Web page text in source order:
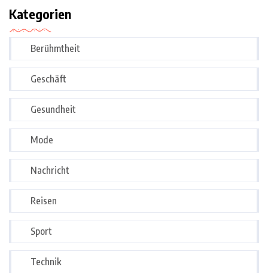
Kategorien
Berühmtheit
Geschäft
Gesundheit
Mode
Nachricht
Reisen
Sport
Technik